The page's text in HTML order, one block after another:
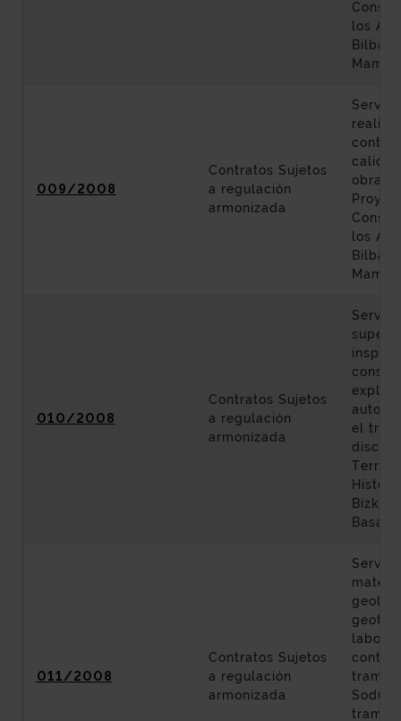
los
Bilbao
Mamés
009/2008
Contratos Sujetos
a regulación
armonizada
obras
los
Bilbao
010/2008
Contratos Sujetos
a regulación
armonizada
el
011/2008
Contratos Sujetos
a regulación
armonizada
tramo:
tramo: